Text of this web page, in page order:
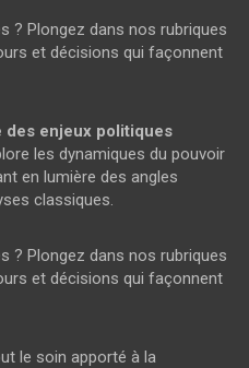
? Plongez dans nos rubriques
et décisions qui façonnent
des enjeux politiques
les dynamiques du pouvoir
en lumière des angles
classiques.
? Plongez dans nos rubriques
et décisions qui façonnent
le soin apporté à la